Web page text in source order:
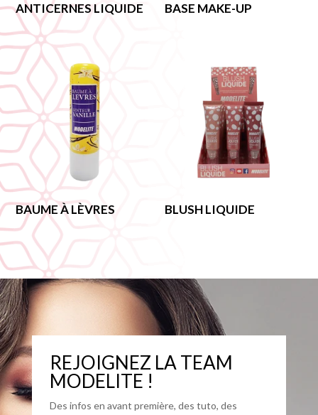
ANTICERNES LIQUIDE BASE MAKE-UP
BAUME À LÈVRES BLUSH LIQUIDE
REJOIGNEZ LA TEAM
MODELITE !
Des infos en avant première, des tuto, des